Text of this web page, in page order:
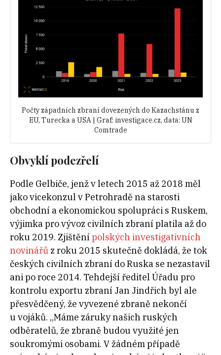
Počty západních zbraní dovezených do Kazachstánu z
EU, Turecka a USA | Graf: investigace.cz, data: UN
Comtrade
Obvyklí podezřelí
Podle Gelbiče, jenž v letech 2015 až 2018 měl
jako vicekonzul v Petrohradě na starosti
obchodní a ekonomickou spolupráci s Ruskem,
výjimka pro vývoz civilních zbraní platila až do
roku 2019. Zjištění polských investigativních
novinářů z roku 2015 skutečně dokládá, že tok
českých civilních zbraní do Ruska se nezastavil
ani po roce 2014. Tehdejší ředitel Úřadu pro
kontrolu exportu zbraní Jan Jindřich byl ale
přesvědčený, že vyvezené zbraně nekončí
u vojáků. „Máme záruky našich ruských
odběratelů, že zbraně budou využité jen
soukromými osobami. V žádném případě